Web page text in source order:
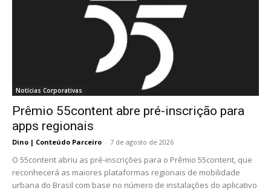
Notícias Corporativas
Prêmio 55content abre pré-inscrição para
apps regionais
Dino | Conteúdo Parceiro - 7 de agosto de 2026
O 55content abriu as pré-inscrições para o Prêmio 55content, que
reconhecerá as maiores plataformas regionais de mobilidade
urbana do Brasil com base no número de instalações do aplicativo